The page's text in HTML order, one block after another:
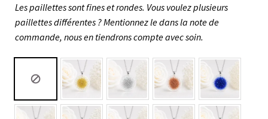
Les paillettes sont fines et rondes. Vous voulez plusieurs
paillettes différentes ? Mentionnez le dans la note de
commande, nous en tiendrons compte avec soin.